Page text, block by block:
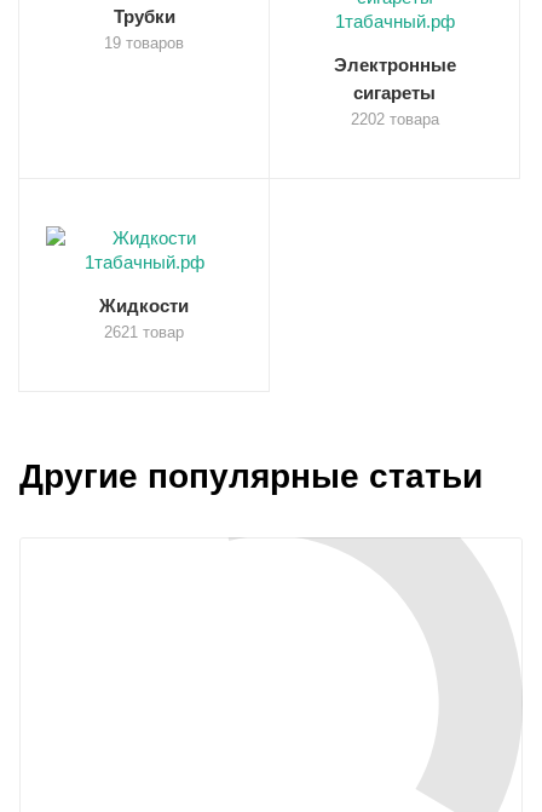
Трубки
19 товаров
Электронные
сигареты
2202 товара
Жидкости
2621 товар
Другие популярные статьи